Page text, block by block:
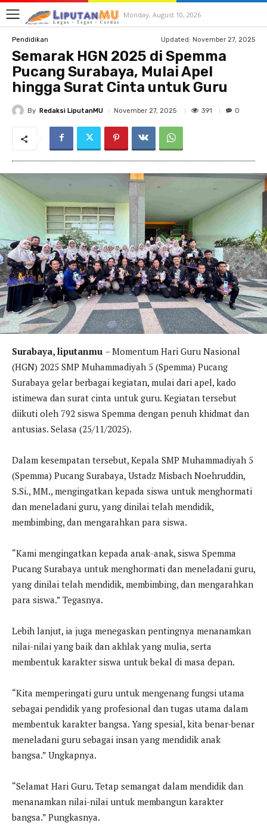
Monday, August 10, 2026
Pendidikan Updated: November 27, 2025
Semarak HGN 2025 di Spemma
Pucang Surabaya, Mulai Apel
hingga Surat Cinta untuk Guru
By Redaksi LiputanMU November 27, 2025 391 0
Surabaya, liputanmu – Momentum Hari Guru Nasional
(HGN) 2025 SMP Muhammadiyah 5 (Spemma) Pucang
Surabaya gelar berbagai kegiatan, mulai dari apel, kado
istimewa dan surat cinta untuk guru. Kegiatan tersebut
diikuti oleh 792 siswa Spemma dengan penuh khidmat dan
antusias. Selasa (25/11/2025).
Dalam kesempatan tersebut, Kepala SMP Muhammadiyah 5
(Spemma) Pucang Surabaya, Ustadz Misbach Noehruddin,
S.Si., MM., mengingatkan kepada siswa untuk menghormati
dan meneladani guru, yang dinilai telah mendidik,
membimbing, dan mengarahkan para siswa.
“Kami mengingatkan kepada anak-anak, siswa Spemma
Pucang Surabaya untuk menghormati dan meneladani guru,
yang dinilai telah mendidik, membimbing, dan mengarahkan
para siswa.” Tegasnya.
Lebih lanjut, ia juga menegaskan pentingnya menanamkan
nilai-nilai yang baik dan akhlak yang mulia, serta
membentuk karakter siswa untuk bekal di masa depan.
“Kita memperingati guru untuk mengenang fungsi utama
sebagai pendidik yang profesional dan tugas utama dalam
membentuk karakter bangsa. Yang spesial, kita benar-benar
meneladani guru sebagai insan yang mendidik anak
bangsa.” Ungkapnya.
“Selamat Hari Guru. Tetap semangat dalam mendidik dan
menanamkan nilai-nilai untuk membangun karakter
bangsa.” Pungkasnya.